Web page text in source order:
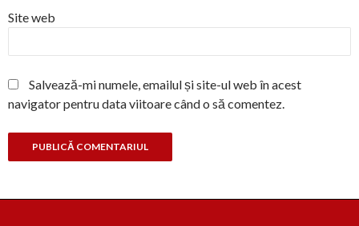
Site web
Salvează-mi numele, emailul și site-ul web în acest
navigator pentru data viitoare când o să comentez.